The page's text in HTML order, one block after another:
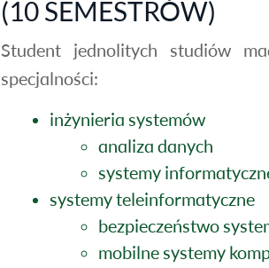
(10 SEMESTRÓW)
Student jednolitych studiów
specjalności:
inżynieria systemów
analiza danych
systemy
systemy teleinformatyczne
bezpieczeństwo
mobilne systemy